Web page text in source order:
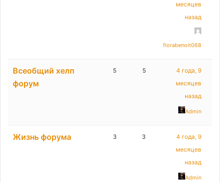
месяцев
назад
florabenoit068
Всеобщий хелп
форум
5 5
4 года, 9
месяцев
назад
Admin
Жизнь форума 3 3
4 года, 9
месяцев
назад
Admin